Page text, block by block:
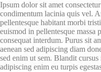
Ipsum dolor sit amet
condimentum lacinia quis vel.
pellentesque habitant morbi
euismod in pellentesque
consequat interdum. Purus sit
aenean sed adipiscing diam
sed enim ut sem. Blandit
adipiscing enim eu turpis